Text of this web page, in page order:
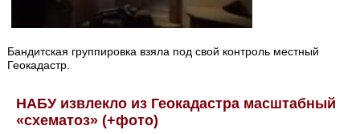
Бандитская группировка взяла под свой контроль местный
Геокадастр.
НАБУ извлекло из Геокадастра масштабный
«схематоз» (+фото)